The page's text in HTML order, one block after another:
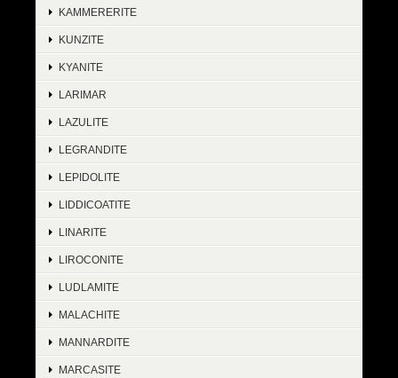
KAMMERERITE
KUNZITE
KYANITE
LARIMAR
LAZULITE
LEGRANDITE
LEPIDOLITE
LIDDICOATITE
LINARITE
LIROCONITE
LUDLAMITE
MALACHITE
MANNARDITE
MARCASITE